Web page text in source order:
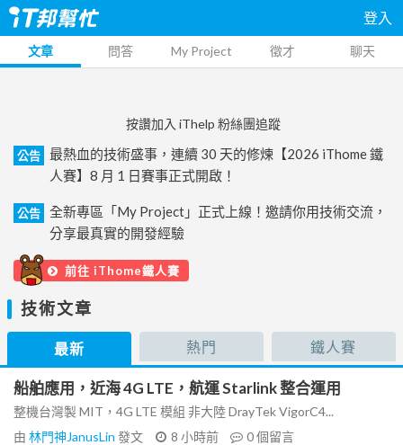
登入
文章 問答 My Project 徵才 聊天
按讚加入 iThelp 粉絲團追蹤
公告
最熱血的技術盛事，連續 30 天的修煉【2026 iThome 鐵
人賽】8 月 1 日賽事正式開啟！
公告
全新專區「My Project」正式上線！邀請你用技術交流，
分享最真實的開發經驗
前往 iThome鐵人賽
技術文章
最新 熱門 鐵人賽
船舶應用，近海 4G LTE，航運 Starlink 整合運用
整機台灣製 MIT，4G LTE 模組 非大陸 DrayTek VigorC4...
由 林門神JanusLin 發文 8 小時前 0個留言